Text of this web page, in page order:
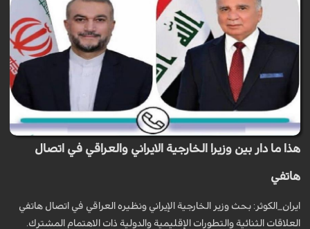
هذا ما دار بين وزيرا الخارجية الايراني والعراقي في اتصال
هاتفي
ايران_الكوثر: بحث وزير الخارجية الإيراني ونظيره العراقي في اتصال هاتفي
العلاقات الثنائية والتطورات الإقليمية والدولية ذات الاهتمام المشترك.